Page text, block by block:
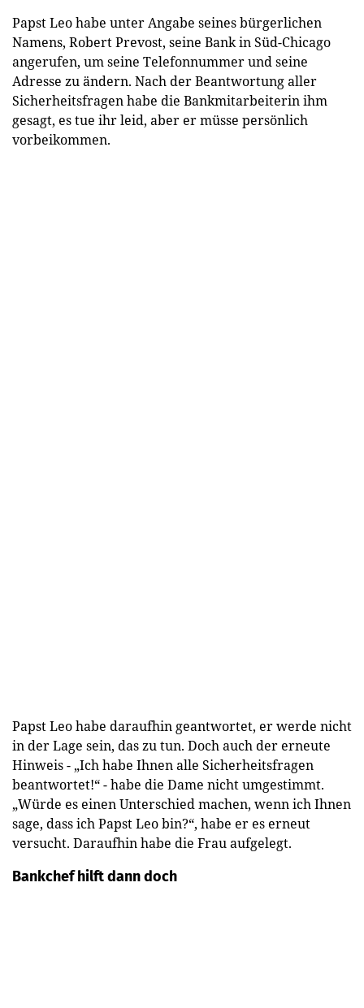
Papst Leo habe unter Angabe seines bürgerlichen
Namens, Robert Prevost, seine Bank in Süd-Chicago
angerufen, um seine Telefonnummer und seine
Adresse zu ändern. Nach der Beantwortung aller
Sicherheitsfragen habe die Bankmitarbeiterin ihm
gesagt, es tue ihr leid, aber er müsse persönlich
vorbeikommen.
Papst Leo habe daraufhin geantwortet, er werde nicht
in der Lage sein, das zu tun. Doch auch der erneute
Hinweis - „Ich habe Ihnen alle Sicherheitsfragen
beantwortet!“ - habe die Dame nicht umgestimmt.
„Würde es einen Unterschied machen, wenn ich Ihnen
sage, dass ich Papst Leo bin?“, habe er es erneut
versucht. Daraufhin habe die Frau aufgelegt.
Bankchef hilft dann doch